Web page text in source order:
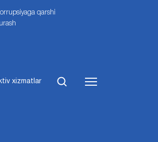
qarshi
xizmatlar